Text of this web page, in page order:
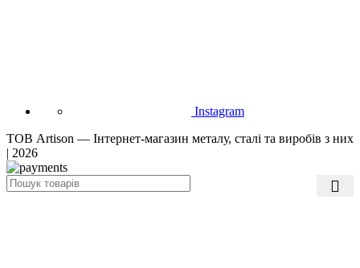
Instagram
ТОВ Artison — Інтернет-магазин металу, сталі та виробів з них
| 2026